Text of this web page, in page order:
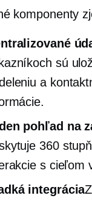
komponenty
sú
a
pohľad na
360
s cieľom
integrácia